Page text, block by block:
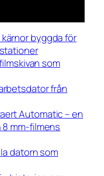
kärnor byggda för
som
från
Automatic – en
8 mm-filmens
datorn som